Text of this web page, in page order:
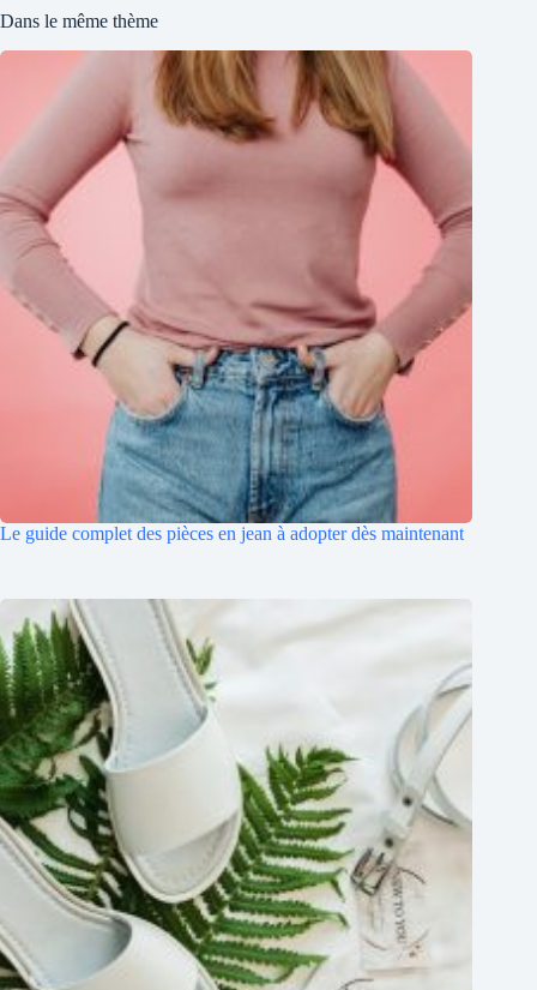
Dans le même thème
Le guide complet des pièces en jean à adopter dès maintenant